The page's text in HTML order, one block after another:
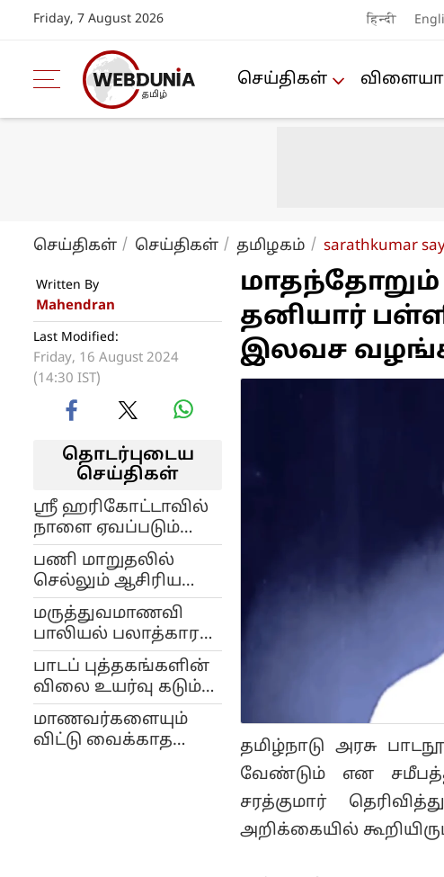
Friday, 7 August 2026 हिन्दी
செய்திகள்
செய்திகள் செய்திகள் த‌மிழக‌ம் sarathkumar
Written By
Mahendran
Last Modified:
Friday, 16 August 2024
(14:30 IST)
தொடர்புடைய
செய்திகள்
ஸ்ரீ ஹரிகோட்டாவில்
நாளை ஏவப்படும்
எஸ்எஸ்எல்வி டி3
சிறிய ராக்கெட்
காண்பதற்காக
தனியார் அமைப்பு
சார்பில் மாணவ
மாணவிகள் அழைத்து
செல்லப்பட்டனர்...
பணி மாறுதலில்
செல்லும் ஆசிரியரை
சீர் வரிசை,
தாரைதப்பட்டை
முழங்க ஊர்வலமாக
அழைத்துச் சென்று
வழி அனுப்பி வைத்த
முன்னாள்
மாணவர்கள்!
மருத்துவமாணவி
பாலியல் பலாத்காரம்
செய்யப்பட்டு கொலை
செய்யப்பட்ட
சம்பவத்திற்கு நீதி
கேட்டு மருத்துவர்கள்
மற்றும் மருத்துவ
பாடப் புத்தகங்களின்
விலை உயர்வு கடும்
கண்டனத்திற்குரியது..
எடப்பாடி பழனிசாமி
மாணவர்களையும்
விட்டு வைக்காத
மாதந்தோறும்
தனியார்
இலவச வழங்க
தமிழ்நாடு அரசு
வேண்டும் என
சரத்குமார்
அறிக்கையில்